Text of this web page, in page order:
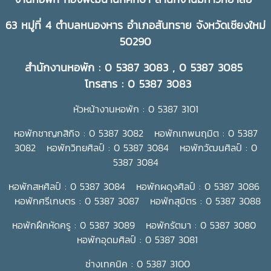
63 หมู่ที่ 4 ตำบลหนองหาร อำเภอสันทราย จังหวัดเชียงใหม่
50290
สำนักงานหอพัก : 0 5387 3083 , 0 5387 3085
โทรสาร : 0 5387 3083
หัวหน้างานหอพัก : 0 5387 3101
หอพักชาญกสิกิจ : 0 5387 3082 หอพักเทพนฤมิต : 0 5387
3082 หอพักวิทยศิลป์ : 0 5387 3084 หอพักวัฒนศิลป์ : 0
5387 3084
หอพักสหศิลป์ : 0 5387 3084 หอพักผดุงศิลป์ : 0 5387 3086
หอพักศรีเกษตร : 0 5387 3087 หอพักสุมิตร : 0 5387 3088
หอพักฝึกหัดครู : 0 5387 3089 หอพักรัตมา : 0 5387 3080
หอพักอุดมศิลป์ : 0 5387 3081
ช่างเทคนิค : 0 5387 3100